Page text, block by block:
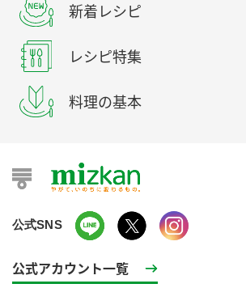
新着レシピ
レシピ特集
料理の基本
公式SNS
公式アカウント一覧